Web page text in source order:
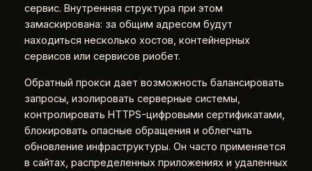
сервис. Внутренняя структура при этом
замаскирована: за общим адресом будут
находиться несколько хостов, контейнерных
сервисов или сервисов риобет.
Обратный прокси дает возможность балансировать
запросы, изолировать серверные системы,
контролировать HTTPS-цифровыми сертификатами,
блокировать опасные обращения и облегчать
обновление инфраструктуры. Он часто применяется
в сайтах, распределенных приложениях и удаленных